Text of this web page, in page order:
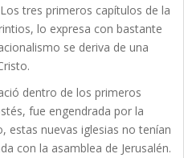
tres primeros capítulos de la
lo expresa con bastante
se deriva de una
dentro de los primeros
fue engendrada por la
estas nuevas iglesias no tenían
con la asamblea de Jerusalén.